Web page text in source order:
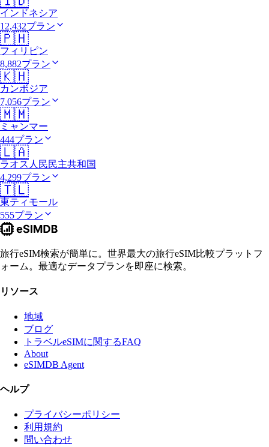
インドネシア
12,432プラン
🇵🇭
フィリピン
8,882プラン
🇰🇭
カンボジア
7,056プラン
🇲🇲
ミャンマー
444プラン
🇱🇦
ラオス人民民主共和国
4,299プラン
🇹🇱
東ティモール
555プラン
旅行eSIM検索が簡単に。世界最大の旅行eSIM比較プラットフ
ォーム。最適なデータプランを即座に検索。
リソース
地域
ブログ
トラベルeSIMに関するFAQ
About
eSIMDB Agent
ヘルプ
プライバシーポリシー
利用規約
問い合わせ